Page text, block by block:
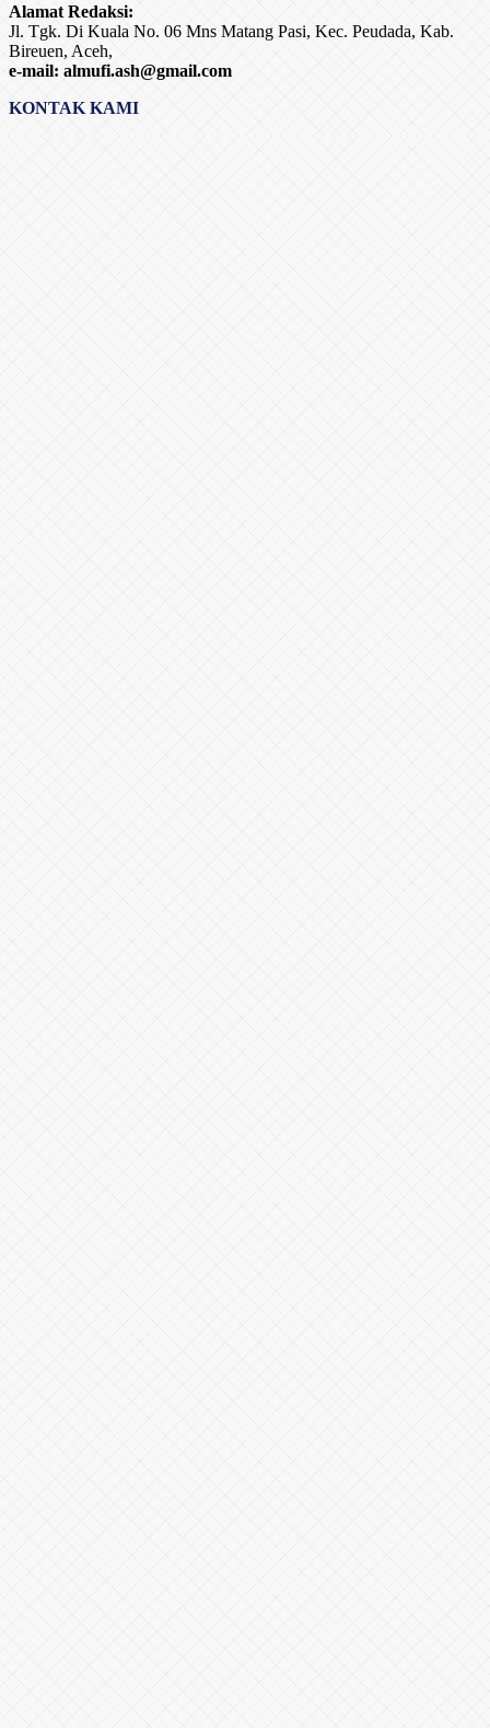
Alamat Redaksi:
Jl. Tgk. Di Kuala No. 06 Mns Matang Pasi, Kec. Peudada, Kab.
Bireuen, Aceh,
e-mail: almufi.ash@gmail.com
KONTAK KAMI